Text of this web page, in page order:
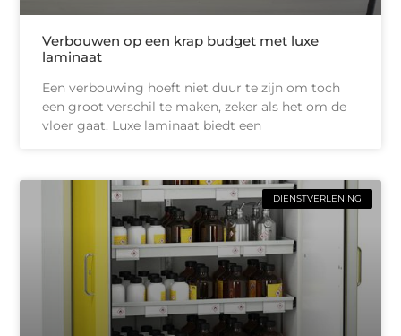
Verbouwen op een krap budget met luxe
laminaat
Een verbouwing hoeft niet duur te zijn om toch
een groot verschil te maken, zeker als het om de
vloer gaat. Luxe laminaat biedt een
DIENSTVERLENING